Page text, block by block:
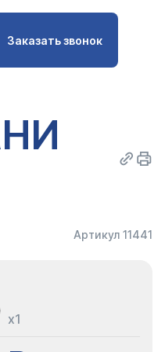
Заказать звонок
Артикул 11441
x1